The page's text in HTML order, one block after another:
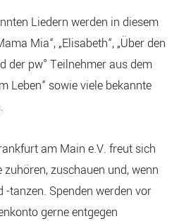
Liedern werden in diesem
Mia“, „Elisabeth“, „Über den
der pw° Teilnehmer aus dem
Leben“ sowie viele bekannte
am Main e.V. freut sich
zuschauen und, wenn
-tanzen. Spenden werden vor
gerne entgegen